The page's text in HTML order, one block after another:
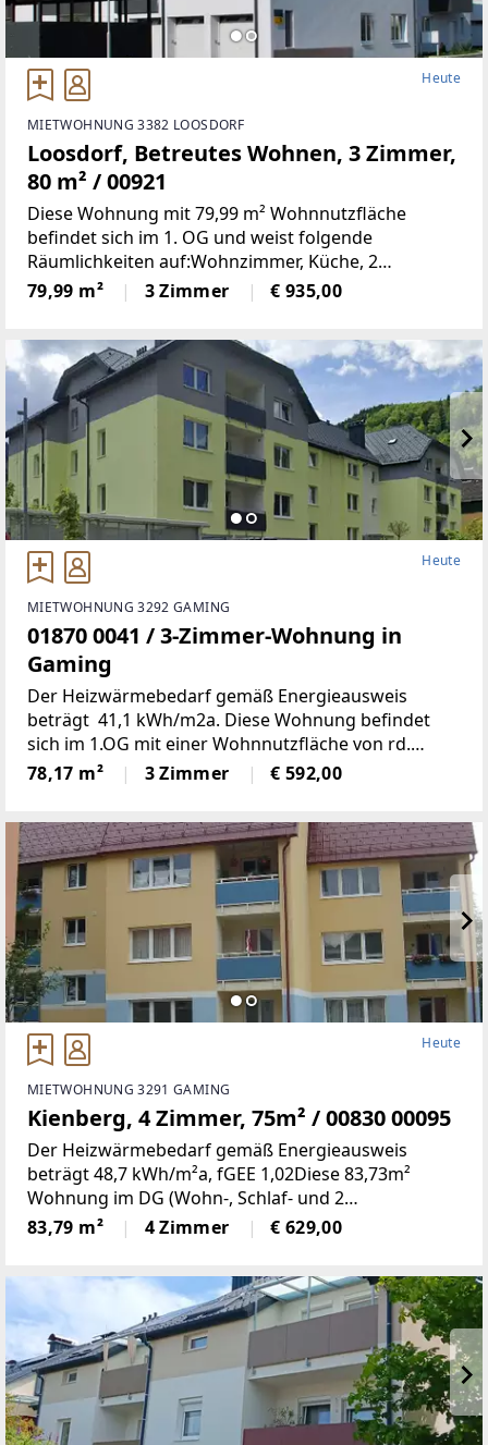
Heute
MIETWOHNUNG 3382 LOOSDORF
Loosdorf, Betreutes Wohnen, 3 Zimmer,
80 m² / 00921
Diese Wohnung mit 79,99 m² Wohnnutzfläche
befindet sich im 1. OG und weist folgende
Räumlichkeiten auf:Wohnzimmer, Küche, 2
Schlafzimmer, Bad, WC, Vorraum und LoggiaMiete €
935Finanzierungsbeitrag ca. €
79,99 m² 3 Zimmer € 935,00
Heute
MIETWOHNUNG 3292 GAMING
01870 0041 / 3-Zimmer-Wohnung in
Gaming
Der Heizwärmebedarf gemäß Energieausweis
beträgt 41,1 kWh/m2a. Diese Wohnung befindet
sich im 1.OG mit einer Wohnnutzfläche von rd.
78m2; Wohn-, Schlaf- und Kinderzimmer, Bad, WC,
Abstell- und Vorraum sowie eine Loggia.1
78,17 m² 3 Zimmer € 592,00
Heute
MIETWOHNUNG 3291 GAMING
Kienberg, 4 Zimmer, 75m² / 00830 00095
Der Heizwärmebedarf gemäß Energieausweis
beträgt 48,7 kWh/m²a, fGEE 1,02Diese 83,73m²
Wohnung im DG (Wohn-, Schlaf- und 2
Kinderzimmer, Küche, Bad, WC, Abstell- und
Vorraum, Loogia) befindet sich in einer ruhigen
83,79 m² 4 Zimmer € 629,00